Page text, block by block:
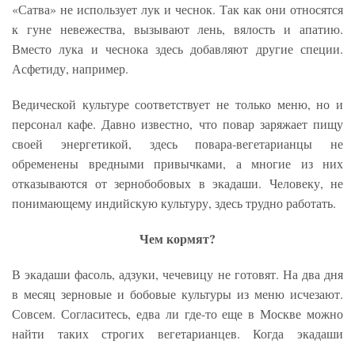
«Сатва» не использует лук и чеснок. Так как они относятся
к гуне невежества, вызывают лень, вялость и апатию.
Вместо лука и чеснока здесь добавляют другие специи.
Асфетиду, например.
Ведической культуре соответствует не только меню, но и
персонал кафе. Давно известно, что повар заряжает пищу
своей энергетикой, здесь повара-вегетарианцы не
обременены вредными привычками, а многие из них
отказываются от зернобобовых в экадаши. Человеку, не
понимающему индийскую культуру, здесь трудно работать.
Чем кормят?
В экадаши фасоль, адзуки, чечевицу не готовят. На два дня
в месяц зерновые и бобовые культуры из меню исчезают.
Совсем. Согласитесь, едва ли где-то еще в Москве можно
найти таких строгих вегетарианцев. Когда экадаши